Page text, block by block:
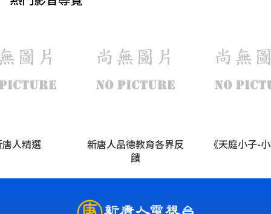
德教育各界反
《天庭小子-小乾坤》
《天庭小子-